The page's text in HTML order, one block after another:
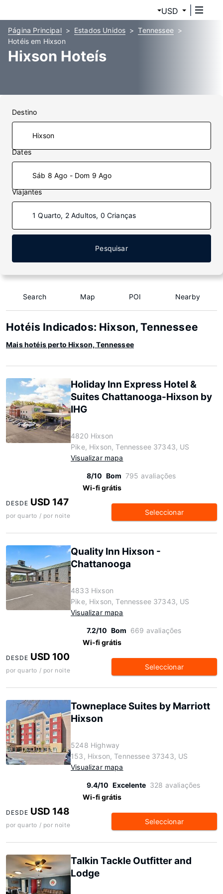
USD
Página Principal Estados Unidos
Tennessee
Hotéis em Hixson
Hixson Hoteís
Destino
Dates
Sáb 8 Ago - Dom 9 Ago
Viajantes
1 Quarto, 2 Adultos, 0 Crianças
Pesquisar
Search Map POI Nearby
Hotéis Indicados: Hixson, Tennessee
Mais hotéis perto Hixson, Tennessee
Holiday Inn Express Hotel &
Suites Chattanooga-Hixson by
IHG
4820 Hixson
Pike, Hixson, Tennessee 37343, US
Visualizar mapa
8/10 Bom 795 avaliações
Wi-fi grátis
DESDE USD 147
por quarto / por noite Seleccionar
Quality Inn Hixson -
Chattanooga
4833 Hixson
Pike, Hixson, Tennessee 37343, US
Visualizar mapa
7.2/10 Bom 669 avaliações
Wi-fi grátis
DESDE USD 100
por quarto / por noite Seleccionar
Towneplace Suites by Marriott
Hixson
5248 Highway
153, Hixson, Tennessee 37343, US
Visualizar mapa
9.4/10 Excelente 328 avaliações
Wi-fi grátis
DESDE USD 148
por quarto / por noite Seleccionar
Talkin Tackle Outfitter and
Lodge